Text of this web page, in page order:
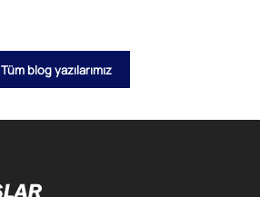
Tüm blog yazılarımız